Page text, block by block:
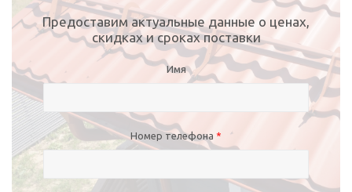
Предоставим актуальные данные о ценах,
скидках и сроках поставки
Имя
Номер телефона *